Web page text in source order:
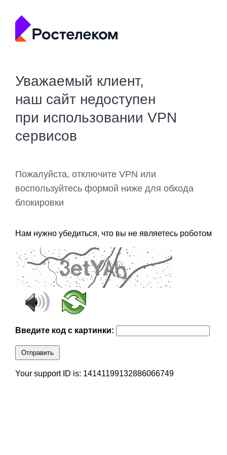
Уважаемый клиент,
наш сайт недоступен
при использовании VPN
сервисов
Пожалуйста, отключите VPN или
воспользуйтесь формой ниже для обхода
блокировки
Нам нужно убедиться, что вы не являетесь роботом
Введите код с картинки:
Отправить
Your support ID is: 14141199132886066749